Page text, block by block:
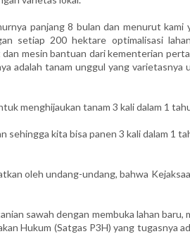
panjang 8 bulan dan menurut kami
setiap 200 hektare optimalisasi
mesin bantuan dari kementerian
adalah tanam unggul yang varietasnya
menghijaukan tanam 3 kali dalam 1
kita bisa panen 3 kali dalam 1
oleh undang-undang, bahwa
sawah dengan membuka lahan baru,
Hukum (Satgas P3H) yang tugasnya